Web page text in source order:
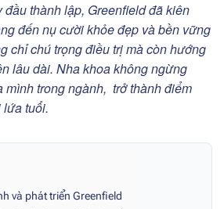
thành lập, Greenfield đã kiên
đến nụ cười khỏe đẹp và bền vững
chỉ chú trọng điều trị mà còn hướng
lâu dài. Nha khoa không ngừng
mình trong ngành, trở thành điểm
tuổi.
và phát triển Greenfield